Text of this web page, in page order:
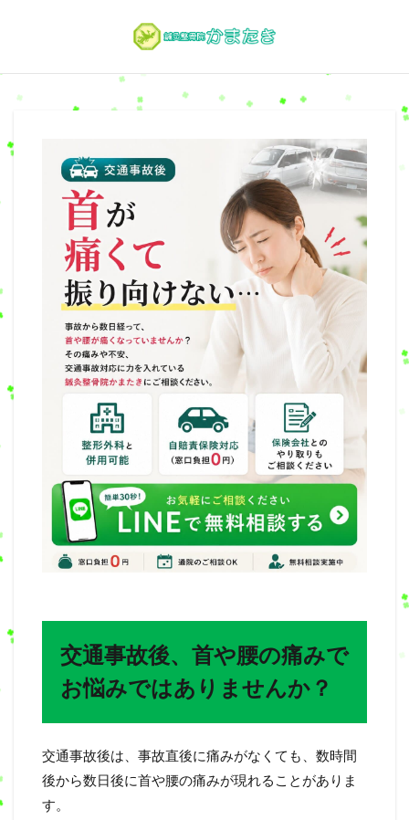
交通事故後、首や腰の痛みで
お悩みではありませんか？
交通事故後は、事故直後に痛みがなくても、数時間
後から数日後に首や腰の痛みが現れることがありま
す。